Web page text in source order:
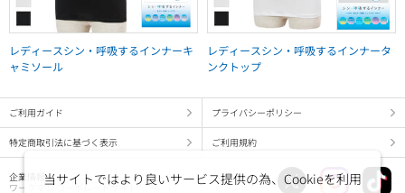
レディースシン・呼吸するインナーキ
ャミソール
レディースシン・呼吸するインナータ
ンクトップ
ご利用ガイド プライバシーポリシー
特定商取引法に基づく表示 ご利用規約
企業情報
ワークマン コーポレートサイト
当サイトではより良いサービス提供の為、Cookieを利用